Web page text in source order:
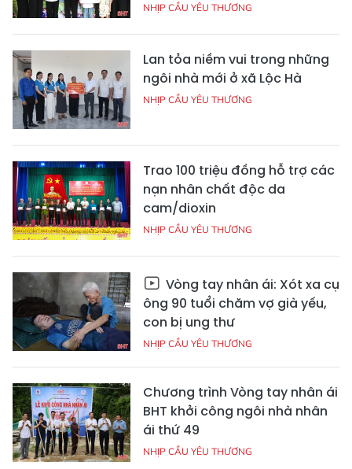
NHỊP CẦU YÊU THƯƠNG
Lan tỏa niềm vui trong những
ngôi nhà mới ở xã Lộc Hà
NHỊP CẦU YÊU THƯƠNG
Trao 100 triệu đồng hỗ trợ các
nạn nhân chất độc da
cam/dioxin
NHỊP CẦU YÊU THƯƠNG
Vòng tay nhân ái: Xót xa cụ
ông 90 tuổi chăm vợ già yếu,
con bị ung thư
NHỊP CẦU YÊU THƯƠNG
Chương trình Vòng tay nhân ái
BHT khởi công ngôi nhà nhân
ái thứ 49
NHỊP CẦU YÊU THƯƠNG